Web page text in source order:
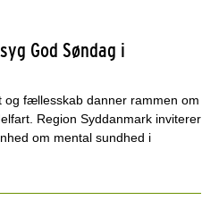
God Søndag i
og fællesskab danner rammen om
Region Syddanmark inviterer
om mental sundhed i